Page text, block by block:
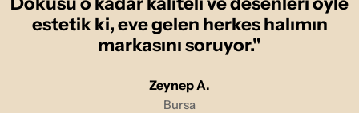
estetik ki, eve gelen herkes halımın
markasını soruyor."
Zeynep A.
Bursa